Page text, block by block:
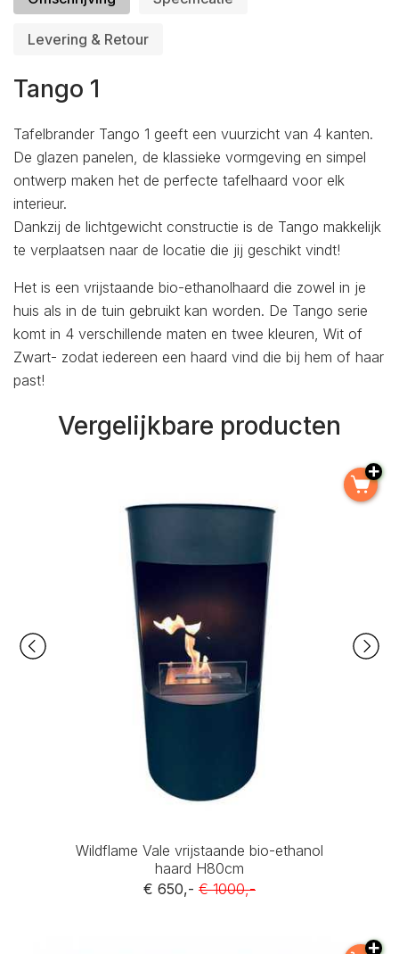
Tango 1
Tafelbrander Tango 1 geeft een vuurzicht van 4 kanten.
De glazen panelen, de klassieke vormgeving en simpel
ontwerp maken het de perfecte tafelhaard voor elk
interieur.
Dankzij de lichtgewicht constructie is de Tango makkelijk
te verplaatsen naar de locatie die jij geschikt vindt!
Het is een vrijstaande bio-ethanolhaard die zowel in je
huis als in de tuin gebruikt kan worden. De Tango serie
komt in 4 verschillende maten en twee kleuren, Wit of
Zwart- zodat iedereen een haard vind die bij hem of haar
past!
Levering & Retour
Vergelijkbare producten
Wildflame Vale vrijstaande bio-ethanol
haard H80cm
€ 650,- € 1000,-